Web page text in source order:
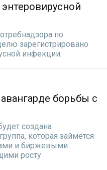
по
зарегистрировано
инфекции.
борьбы с
создана
которая займется
и биржевыми
росту